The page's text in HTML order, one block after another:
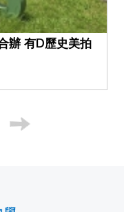
辦 有D歷史美拍